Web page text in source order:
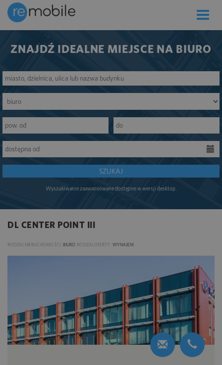
Toggle
ZNAJDŹ IDEALNE MIEJSCE NA BIURO
SZUKAJ
Wyszukiwanie zaawansowane dostępne w wersji desktop.
DL CENTER POINT III
RODZAJ NIERUCHOMOŚCI: BIURO RODZAJ OFERTY: WYNAJEM